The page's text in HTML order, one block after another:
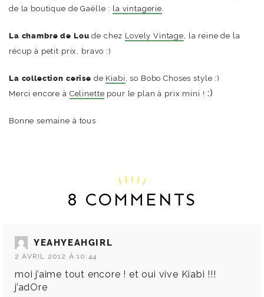
de la boutique de Gaëlle : la vintagerie.
La chambre de Loude chez Lovely Vintage, la reine de la
récup à petit prix, bravo :)
La collection cerise de Kiabi , so Bobo Choses style :)
Merci encore à Celinette pour le plan à prix mini ! :)
Bonne semaine à tous
8 COMMENTS
YEAHYEAHGIRL
2 AVRIL 2012 À 10:44
moi j’aime tout encore ! et oui vive Kiabi !!!
j’adOre